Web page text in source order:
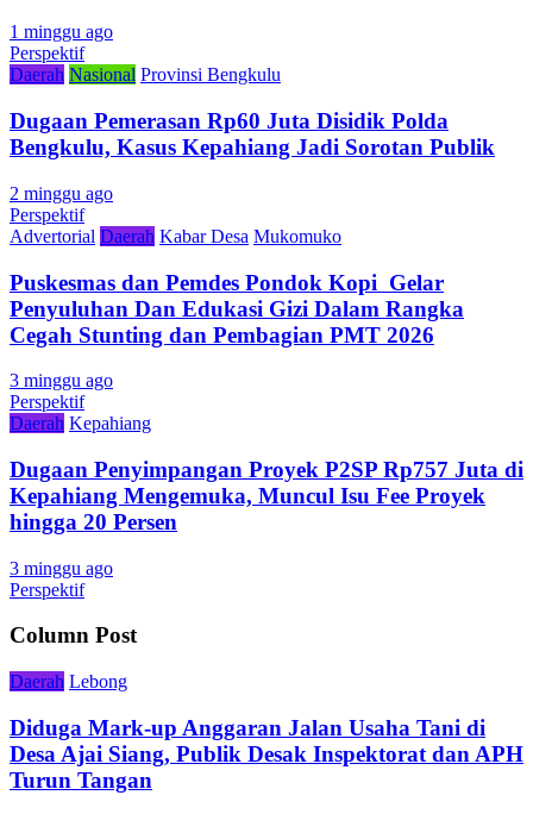
1 minggu ago
Perspektif
Daerah Nasional Provinsi Bengkulu
Dugaan Pemerasan Rp60 Juta Disidik Polda
Bengkulu, Kasus Kepahiang Jadi Sorotan Publik
2 minggu ago
Perspektif
Advertorial Daerah Kabar Desa Mukomuko
Puskesmas dan Pemdes Pondok Kopi Gelar
Penyuluhan Dan Edukasi Gizi Dalam Rangka
Cegah Stunting dan Pembagian PMT 2026
3 minggu ago
Perspektif
Daerah Kepahiang
Dugaan Penyimpangan Proyek P2SP Rp757 Juta di
Kepahiang Mengemuka, Muncul Isu Fee Proyek
hingga 20 Persen
3 minggu ago
Perspektif
Column Post
Daerah Lebong
Diduga Mark-up Anggaran Jalan Usaha Tani di
Desa Ajai Siang, Publik Desak Inspektorat dan APH
Turun Tangan